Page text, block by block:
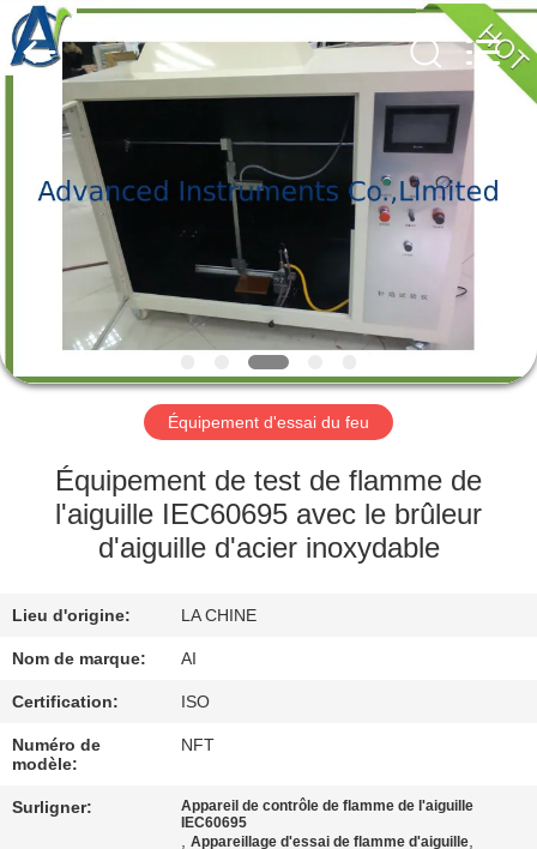
MAISON
PRODUITS
SUJET
DE
NOUS
VISITE
D'USINE
DE
QUALITÉ
CONTACTEZ-
NOUS
2026
Advanced
Instruments
Co.,Limited.
All
Équipement d'essai du feu
Équipement de test de flamme de
l'aiguille IEC60695 avec le brûleur
d'aiguille d'acier inoxydable
Lieu d'origine: LA CHINE
Nom de marque: AI
Certification: ISO
Numéro de
modèle:
NFT
Surligner:
Appareil de contrôle de flamme de l'aiguille
IEC60695
,Appareillage d'essai de flamme d'aiguille,